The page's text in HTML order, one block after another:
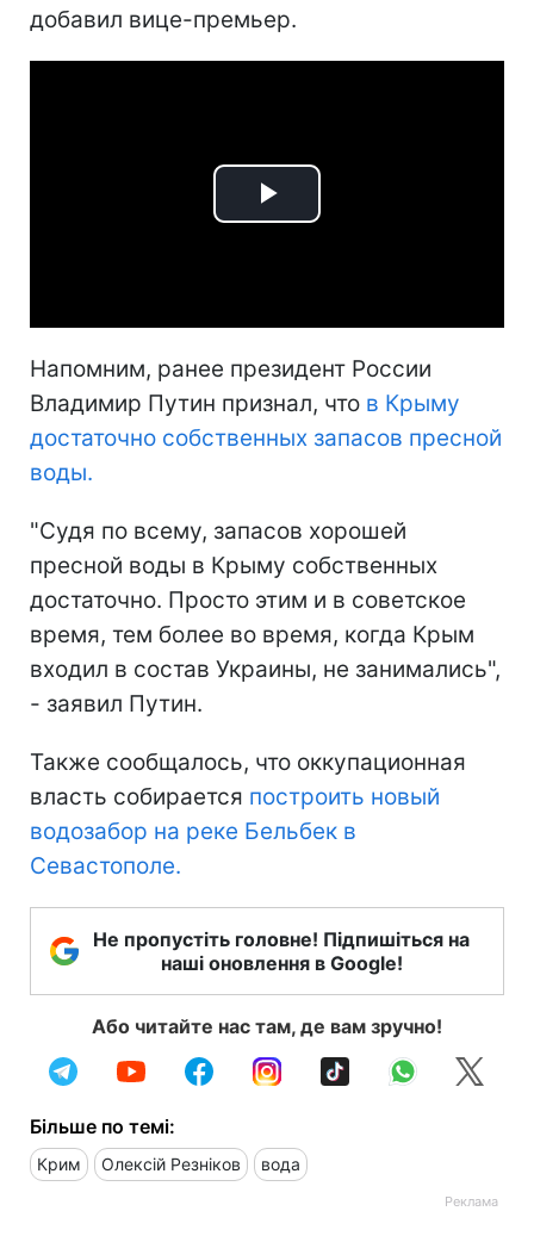
добавил вице-премьер.
Play
Напомним, ранее президент России
Владимир Путин признал, что в Крыму
достаточно собственных запасов пресной
воды.
"Судя по всему, запасов хорошей
пресной воды в Крыму собственных
достаточно. Просто этим и в советское
время, тем более во время, когда Крым
входил в состав Украины, не занимались",
- заявил Путин.
Также сообщалось, что оккупационная
власть собирается построить новый
водозабор на реке Бельбек в
Севастополе.
Не пропустіть головне! Підпишіться на
наші оновлення в Google!
Або читайте нас там, де вам зручно!
Більше по темі:
Крим Олексій Резніков вода